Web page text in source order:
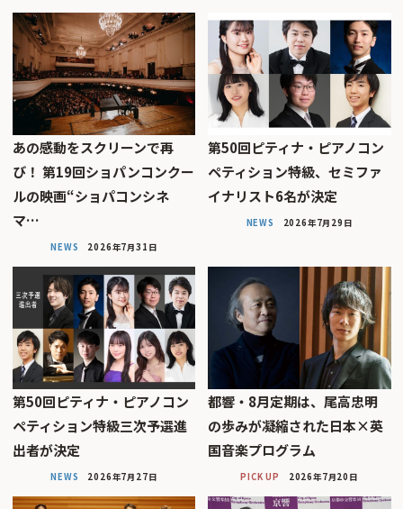
あの感動をスクリーンで再
び！ 第19回ショパンコンクー
ルの映画“ショパコンシネ
マ…
NEWS 2026年7月31日
第50回ピティナ・ピアノコン
ペティション特級、セミファ
イナリスト6名が決定
NEWS 2026年7月29日
第50回ピティナ・ピアノコン
ペティション特級三次予選進
出者が決定
NEWS 2026年7月27日
都響・8月定期は、尾高忠明
の歩みが凝縮された日本×英
国音楽プログラム
PICK UP 2026年7月20日